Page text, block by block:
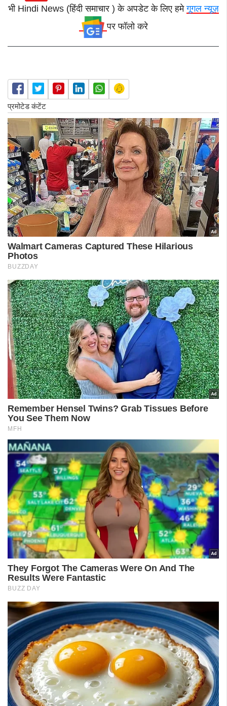
भी Hindi News (हिंदी समाचार ) के अपडेट के लिए हमेगूगल न्यूज़
पर फॉलो करे